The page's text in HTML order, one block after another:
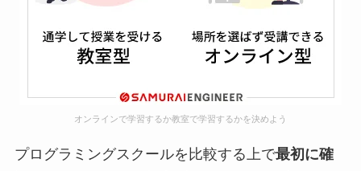
オンラインで学習するか教室で学習するかを決めよう
プログラミングスクールを比較する上で最初に確